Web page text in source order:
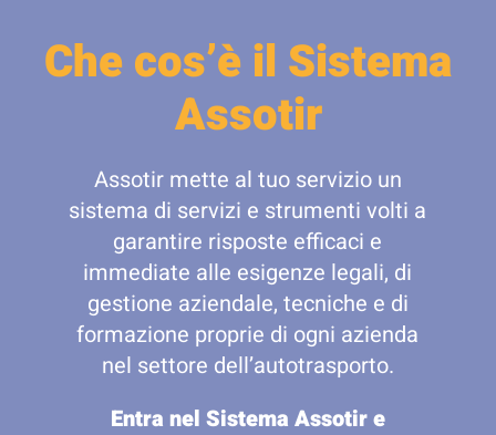
Che cos’è il Sistema
Assotir
Assotir mette al tuo servizio un
sistema di servizi e strumenti volti a
garantire risposte efficaci e
immediate alle esigenze legali, di
gestione aziendale, tecniche e di
formazione proprie di ogni azienda
nel settore dell’autotrasporto.
Entra nel Sistema Assotir e